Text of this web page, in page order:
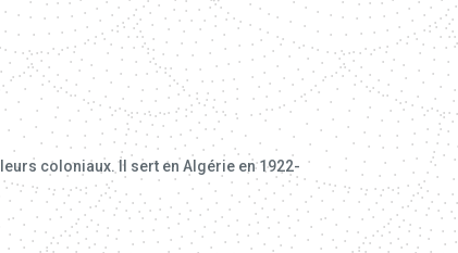
coloniaux. Il sert en Algérie en 1922-